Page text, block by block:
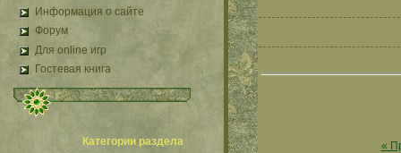
Информация о сайте
Форум
Для online игр
Гостевая книга
Категории раздела «